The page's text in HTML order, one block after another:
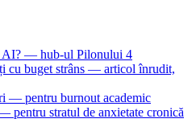
AI? — hub-ul Pilonului 4
cu buget strâns — articol înrudit,
— pentru burnout academic
pentru stratul de anxietate cronică